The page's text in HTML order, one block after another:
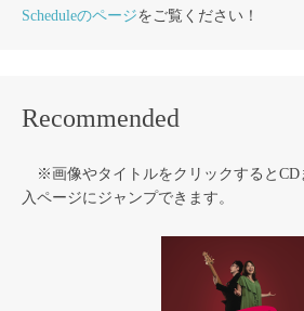
Scheduleのページをご覧ください！
Recommended
※画像やタイトルをクリックするとCD
入ページにジャンプできます。